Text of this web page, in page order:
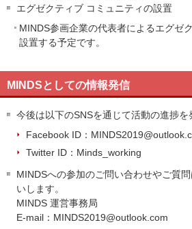
エグゼクティブ コミュニティの設置
MINDS参画企業の代表者によるエグゼ
設置する予定です。
MINDSとしての情報発信
今後は以下のSNSを通じて活動の進捗を
Facebook ID：
Twitter ID：Minds_working
MINDSへの参加のご問い合わせやご質
いします。
MINDS 運営事務局
E-mail： MINDS2019@outlook.com